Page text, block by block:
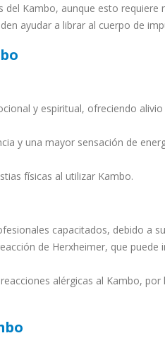
Kambo, aunque esto requiere
ayudar a librar al cuerpo de
y espiritual, ofreciendo
y una mayor sensación de
físicas al utilizar Kambo.
capacitados, debido a
de Herxheimer, que
alérgicas al Kambo,